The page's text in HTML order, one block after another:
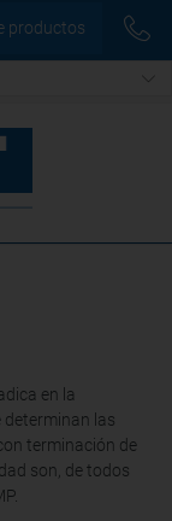
productos
en la
las
terminación de
son, de todos